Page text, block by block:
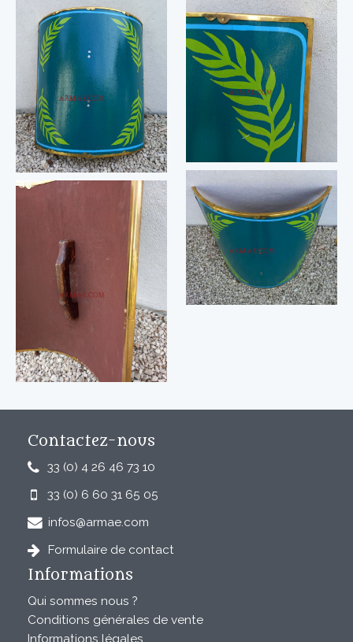
Contactez-nous
33 (0) 4 26 46 73 10
33 (0) 6 60 31 65 05
infos@armae.com
Formulaire de contact
Informations
Qui sommes nous ?
Conditions générales de vente
Informations légales